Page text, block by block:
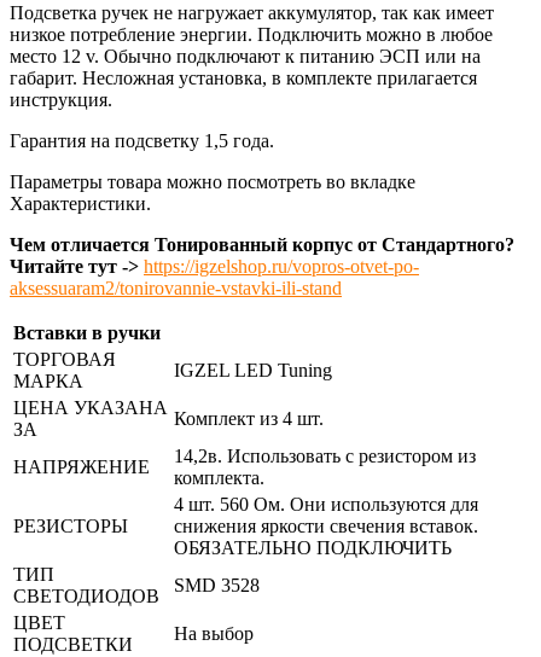
Подсветка ручек не нагружает аккумулятор, так как имеет
низкое потребление энергии. Подключить можно в любое
место 12 v. Обычно подключают к питанию ЭСП или на
габарит. Несложная установка, в комплекте прилагается
инструкция.
Гарантия на подсветку 1,5 года.
Параметры товара можно посмотреть во вкладке
Характеристики.
Чем отличается Тонированный корпус от Стандартного?
Читайте тут -> https://igzelshop.ru/vopros-otvet-po-
aksessuaram2/tonirovannie-vstavki-ili-stand
Вставки в ручки
ТОРГОВАЯ
МАРКА
IGZEL LED Tuning
ЦЕНА УКАЗАНА
ЗА
Комплект из 4 шт.
НАПРЯЖЕНИЕ
14,2в. Использовать с резистором из
комплекта.
РЕЗИСТОРЫ
4 шт. 560 Ом. Они используются для
снижения яркости свечения вставок.
ОБЯЗАТЕЛЬНО ПОДКЛЮЧИТЬ
ТИП
СВЕТОДИОДОВ
SMD 3528
ЦВЕТ
ПОДСВЕТКИ
На выбор